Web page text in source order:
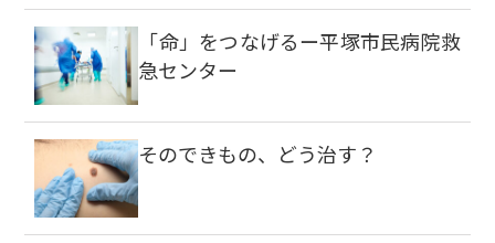
「命」をつなげるー平塚市民病院救
急センター
そのできもの、どう治す？